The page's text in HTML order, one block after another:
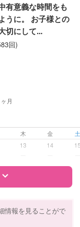
有意義な時間をも
うに。 お子様との
切にして...
回)
月
木 金
13 14
情報を見ることがで